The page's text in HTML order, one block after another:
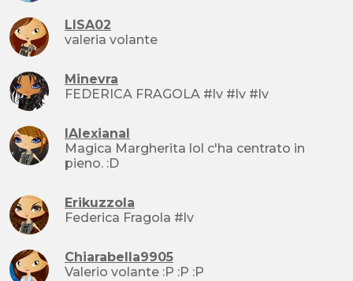
LISA02
valeria volante
Minevra
FEDERICA FRAGOLA #lv #lv #lv
IAlexianaI
Magica Margherita lol c'ha centrato in
pieno. :D
Erikuzzola
Federica Fragola #lv
Chiarabella9905
Valerio volante :P :P :P